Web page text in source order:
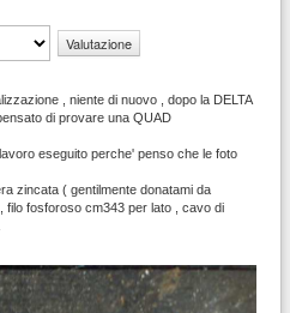
, niente di nuovo , dopo la DELTA
di provare una QUAD
eseguito perche' penso che le foto
zincata ( gentilmente donatami da
filo fosforoso cm343 per lato , cavo di